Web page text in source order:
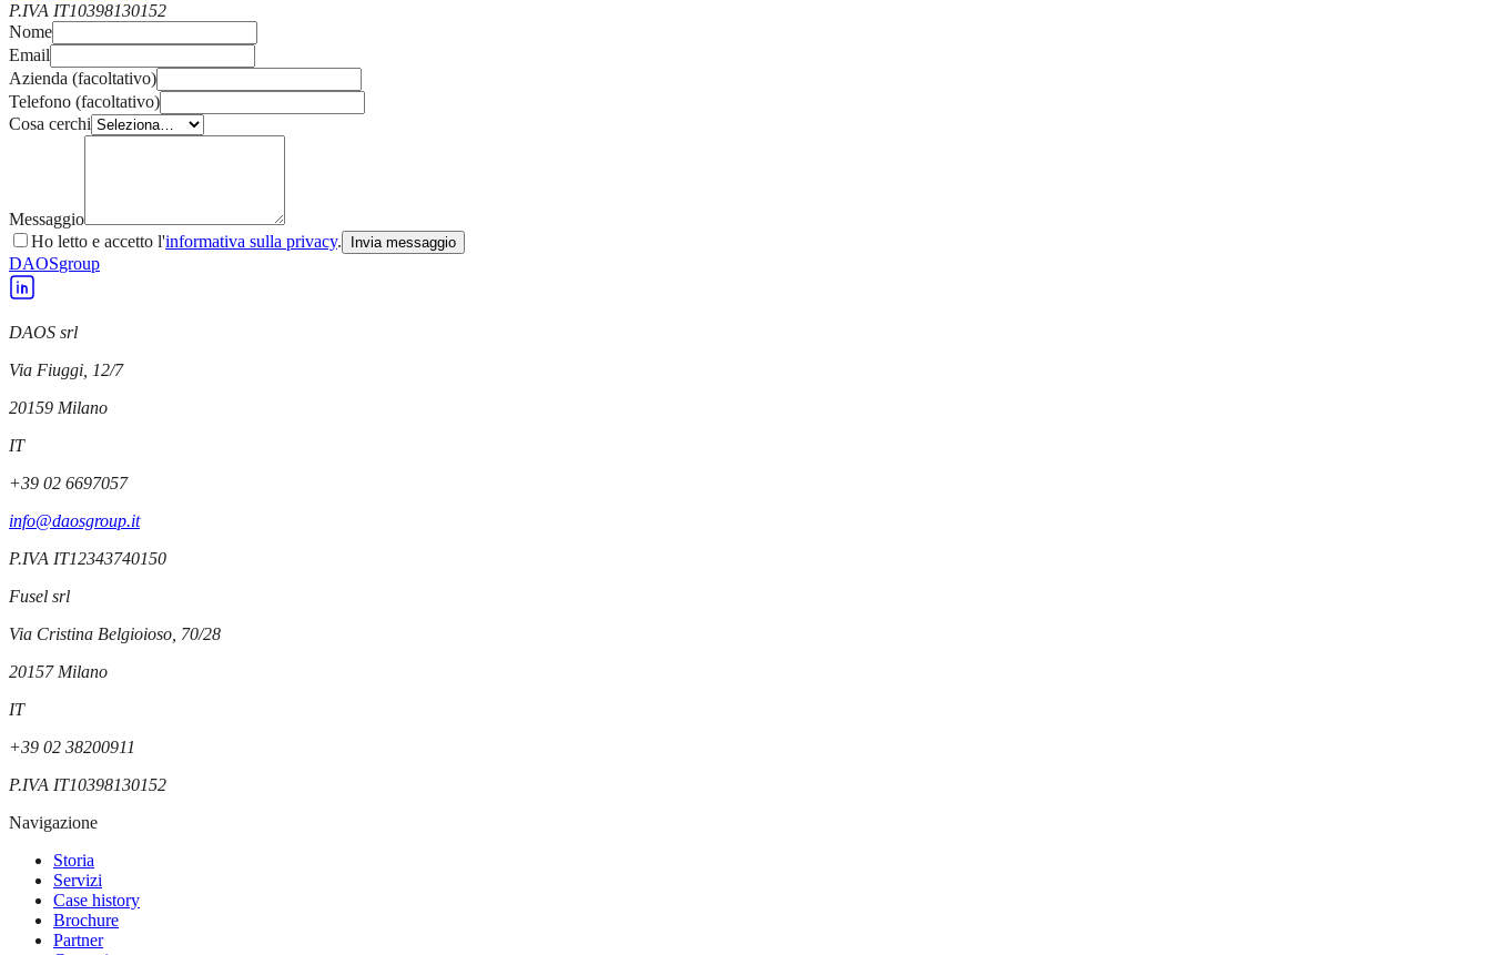
P.IVA IT10398130152
Nome
Email
Azienda (facoltativo)
Telefono (facoltativo)
Cosa cerchi
Messaggio
Ho letto e accetto l'informativa sulla privacy. Invia messaggio
DAOSgroup
DAOS srl
Via Fiuggi, 12/7
20159 Milano
IT
+39 02 6697057
info@daosgroup.it
P.IVA IT12343740150
Fusel srl
Via Cristina Belgioioso, 70/28
20157 Milano
IT
+39 02 38200911
P.IVA IT10398130152
Navigazione
Storia
Servizi
Case history
Brochure
Partner